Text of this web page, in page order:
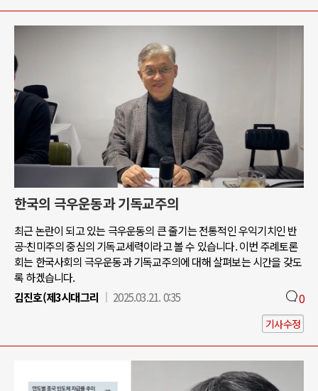
한국의 극우운동과 기독교주의
최근 논란이 되고 있는 극우운동의 큰 줄기는 전통적인 우익기치인 반
공-친미주의 중심의 기독교세력이라고 볼 수 있습니다. 이번 주례토론
회는 한국사회의 극우운동과 기독교주의에 대해 살펴보는 시간을 갖도
록 하겠습니다.
김진호(제3시대그리
2025.03.21. 0:35 0
기사수정